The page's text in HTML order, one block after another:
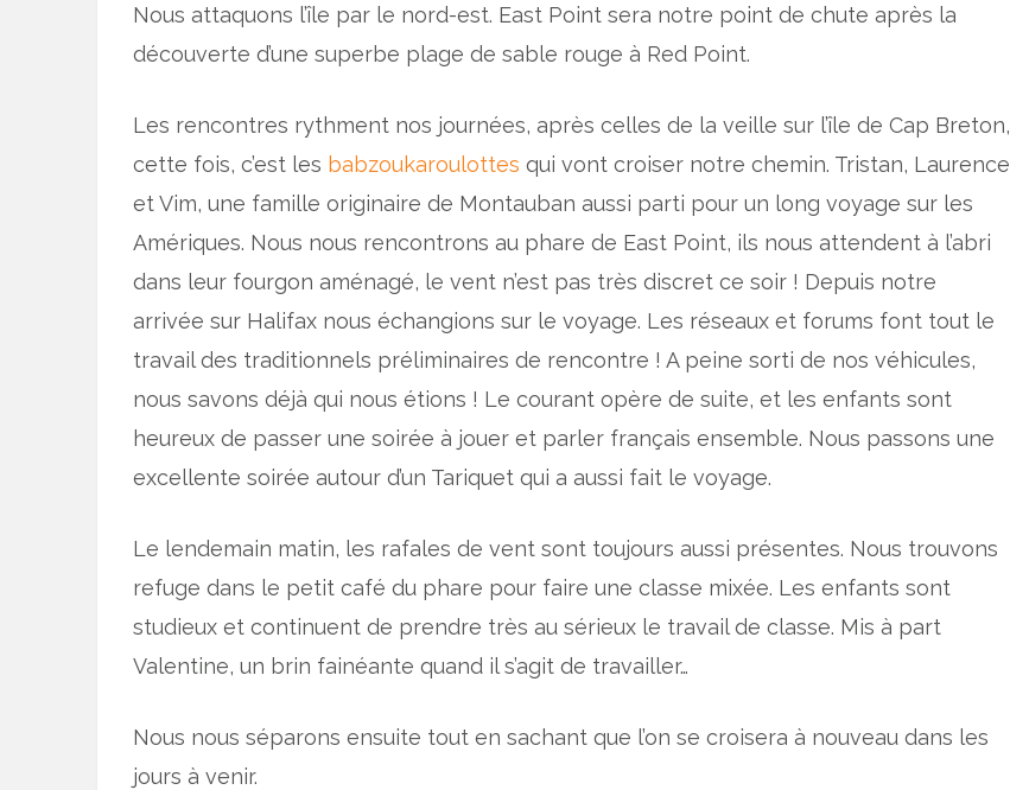
Nous attaquons l’île par le nord-est. East Point sera notre point de chute après la
découverte d’une superbe plage de sable rouge à Red Point.
Les rencontres rythment nos journées, après celles de la veille sur l’île de Cap Breton,
cette fois, c’est les babzoukaroulottes qui vont croiser notre chemin. Tristan, Laurence
et Vim, une famille originaire de Montauban aussi parti pour un long voyage sur les
Amériques. Nous nous rencontrons au phare de East Point, ils nous attendent à l’abri
dans leur fourgon aménagé, le vent n’est pas très discret ce soir ! Depuis notre
arrivée sur Halifax nous échangions sur le voyage. Les réseaux et forums font tout le
travail des traditionnels préliminaires de rencontre ! A peine sorti de nos véhicules,
nous savons déjà qui nous étions ! Le courant opère de suite, et les enfants sont
heureux de passer une soirée à jouer et parler français ensemble. Nous passons une
excellente soirée autour d’un Tariquet qui a aussi fait le voyage.
Le lendemain matin, les rafales de vent sont toujours aussi présentes. Nous trouvons
refuge dans le petit café du phare pour faire une classe mixée. Les enfants sont
studieux et continuent de prendre très au sérieux le travail de classe. Mis à part
Valentine, un brin fainéante quand il s’agit de travailler…
Nous nous séparons ensuite tout en sachant que l’on se croisera à nouveau dans les
jours à venir.